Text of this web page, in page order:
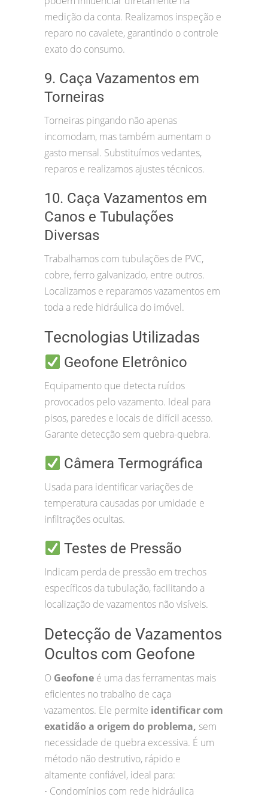
medição da conta. Realizamos inspeção e
reparo no cavalete, garantindo o controle
exato do consumo.
9. Caça Vazamentos em
Torneiras
Torneiras pingando não apenas
incomodam, mas também aumentam o
gasto mensal. Substituímos vedantes,
reparos e realizamos ajustes técnicos.
10. Caça Vazamentos em
Canos e Tubulações
Diversas
Trabalhamos com tubulações de PVC,
cobre, ferro galvanizado, entre outros.
Localizamos e reparamos vazamentos em
toda a rede hidráulica do imóvel.
Tecnologias Utilizadas
Geofone Eletrônico
Equipamento que detecta ruídos
provocados pelo vazamento. Ideal para
pisos, paredes e locais de difícil acesso.
Garante detecção sem quebra-quebra.
Câmera Termográfica
Usada para identificar variações de
temperatura causadas por umidade e
infiltrações ocultas.
Testes de Pressão
Indicam perda de pressão em trechos
específicos da tubulação, facilitando a
localização de vazamentos não visíveis.
Detecção de Vazamentos
Ocultos com Geofone
O Geofone é uma das ferramentas mais
eficientes no trabalho de caça
vazamentos. Ele permite identificar com
exatidão a origem do problema, sem
necessidade de quebra excessiva. É um
método não destrutivo, rápido e
altamente confiável, ideal para:
• Condomínios com rede hidráulica